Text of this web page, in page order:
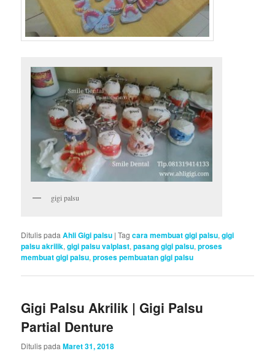
gigi palsu
Ditulis pada Ahli Gigi palsu |Tag cara membuat gigi palsu,gigi
palsu akrilik,gigi palsu valplast,pasang gigi palsu,proses
membuat gigi palsu,proses pembuatan gigi palsu
Gigi Palsu Akrilik | Gigi Palsu
Partial Denture
Ditulis padaMaret 31, 2018